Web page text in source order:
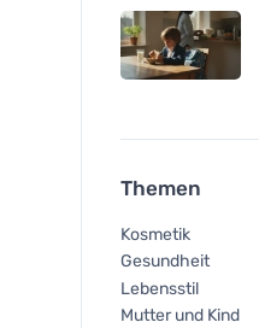
Themen
Kosmetik
Gesundheit
Lebensstil
Mutter und Kind